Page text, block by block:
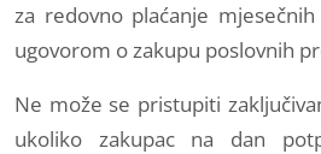
za redovno plaćanje
ugovorom o zakupu poslovnih
Ne može se pristupiti
ukoliko zakupac na dan